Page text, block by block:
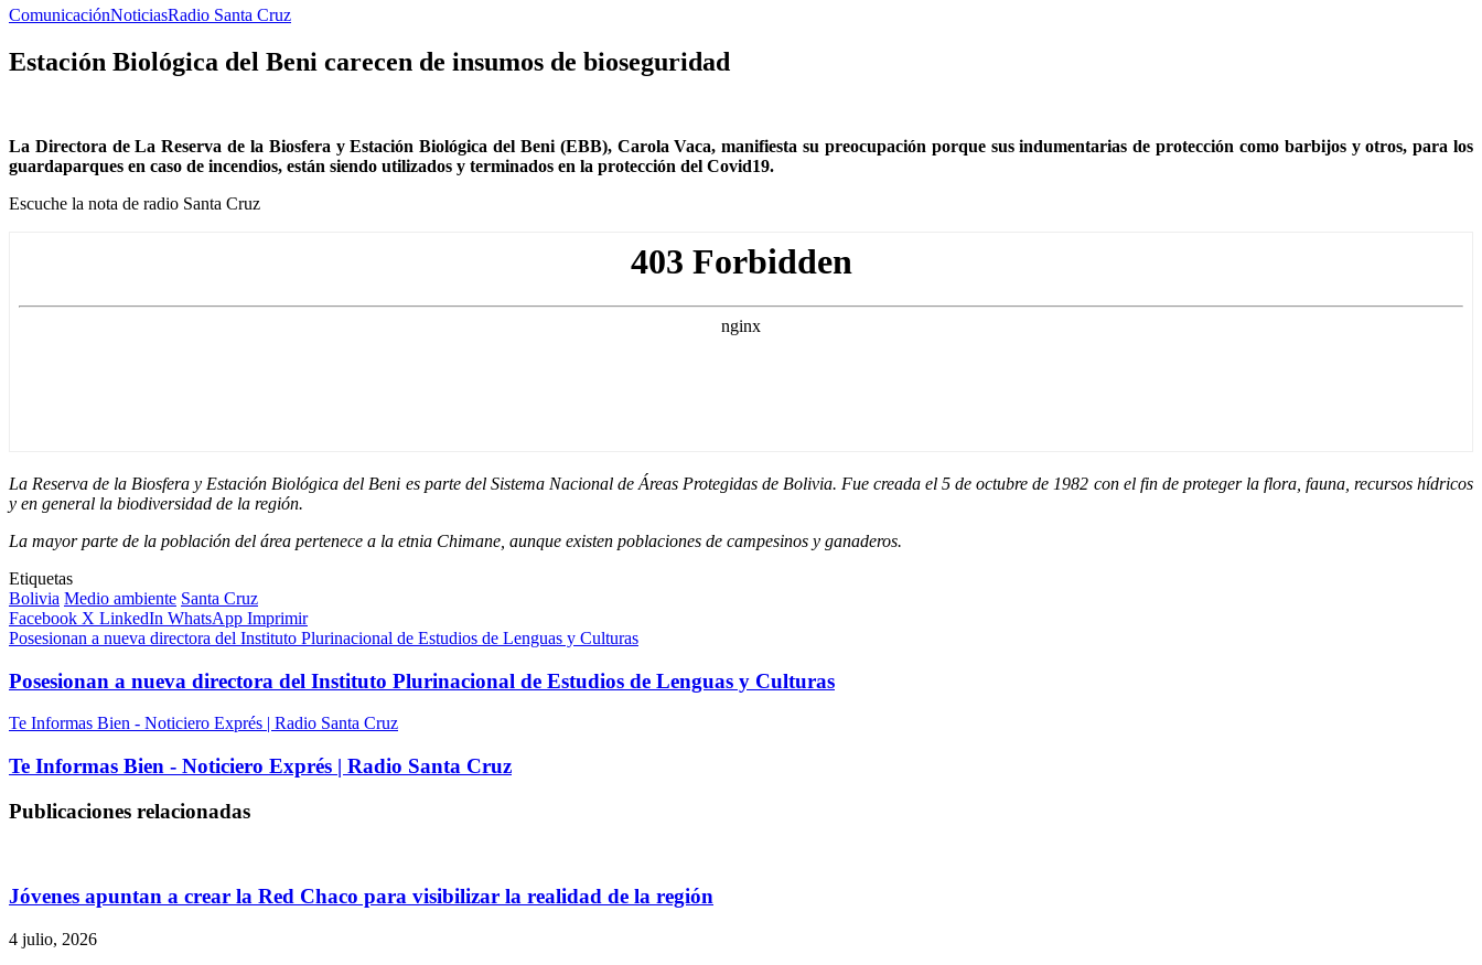
ComunicaciónNoticiasRadio Santa Cruz
Estación Biológica del Beni carecen de insumos de bioseguridad
La Directora de La Reserva de la Biosfera y Estación Biológica del Beni (EBB), Carola Vaca, manifiesta su preocupación porque sus indumentarias de protección como barbijos y otros, para los
guardaparques en caso de incendios, están siendo utilizados y terminados en la protección del Covid19.
Escuche la nota de radio Santa Cruz
La Reserva de la Biosfera y Estación Biológica del Beni es parte del Sistema Nacional de Áreas Protegidas de Bolivia. Fue creada el 5 de octubre de 1982 con el fin de proteger la flora, fauna, recursos hídricos
y en general la biodiversidad de la región.
La mayor parte de la población del área pertenece a la etnia Chimane, aunque existen poblaciones de campesinos y ganaderos.
Etiquetas
Bolivia Medio ambiente Santa Cruz
Facebook X LinkedIn WhatsApp Imprimir
Posesionan a nueva directora del Instituto Plurinacional de Estudios de Lenguas y Culturas
Posesionan a nueva directora del Instituto Plurinacional de Estudios de Lenguas y Culturas
Te Informas Bien - Noticiero Exprés | Radio Santa Cruz
Te Informas Bien - Noticiero Exprés | Radio Santa Cruz
Publicaciones relacionadas
Jóvenes apuntan a crear la Red Chaco para visibilizar la realidad de la región
4 julio, 2026